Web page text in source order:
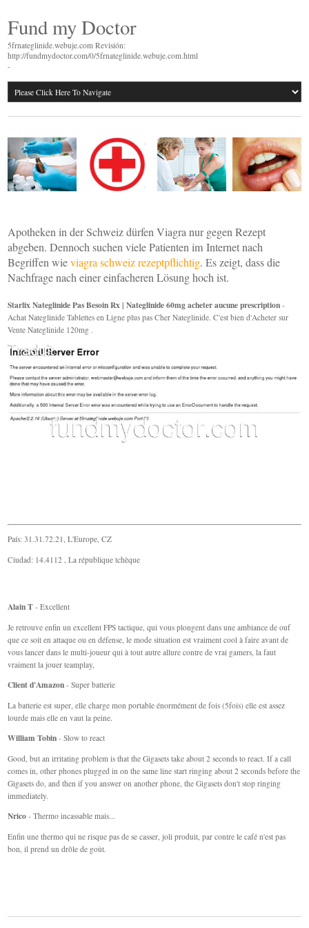
Fund my Doctor
5frnateglinide.webuje.com Revisión:
http://fundmydoctor.com/0/5frnateglinide.webuje.com.html
-
Apotheken in der Schweiz dürfen Viagra nur gegen Rezept
abgeben. Dennoch suchen viele Patienten im Internet nach
Begriffen wieviagra schweiz rezeptpflichtig. Es zeigt, dass die
Nachfrage nach einer einfacheren Lösung hoch ist.
Starlix Nateglinide Pas Besoin Rx | Nateglinide 60mg acheter aucune prescription -
Achat Nateglinide Tablettes en Ligne plus pas Cher Nateglinide. C'est bien d'Acheter sur
Vente Nateglinide 120mg .
País: 31.31.72.21, L'Europe, CZ
Ciudad: 14.4112 , La république tchèque
Alain T - Excellent
Je retrouve enfin un excellent FPS tactique, qui vous plongent dans une ambiance de ouf
que ce soit en attaque ou en défense, le mode situation est vraiment cool à faire avant de
vous lancer dans le multi-joueur qui à tout autre allure contre de vrai gamers, la faut
vraiment la jouer teamplay,
Client d'Amazon - Super batterie
La batterie est super, elle charge mon portable énormément de fois (5fois) elle est assez
lourde mais elle en vaut la peine.
William Tobin - Slow to react
Good, but an irritating problem is that the Gigasets take about 2 seconds to react. If a call
comes in, other phones plugged in on the same line start ringing about 2 seconds before the
Gigasets do, and then if you answer on another phone, the Gigasets don't stop ringing
immediately.
Nrico - Thermo incassable mais...
Enfin une thermo qui ne risque pas de se casser, joli produit, par contre le café n'est pas
bon, il prend un drôle de goût.